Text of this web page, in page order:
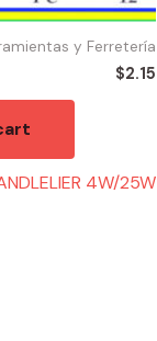
y Ferretería
$2.15
4W/25W